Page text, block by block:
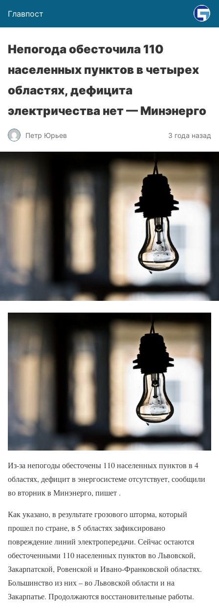
Главпост
Непогода обесточила 110
населенных пунктов в четырех
областях, дефицита
электричества нет — Минэнерго
Петр Юрьев 3 года назад
Из-за непогоды обесточены 110 населенных пунктов в 4
областях, дефицит в энергосистеме отсутствует, сообщили
во вторник в Минэнерго, пишет .
Как указано, в результате грозового шторма, который
прошел по стране, в 5 областях зафиксировано
повреждение линий электропередачи. Сейчас остаются
обесточенными 110 населенных пунктов во Львовской,
Закарпатской, Ровенской и Ивано-Франковской областях.
Большинство из них – во Львовской области и на
Закарпатье. Продолжаются восстановительные работы.